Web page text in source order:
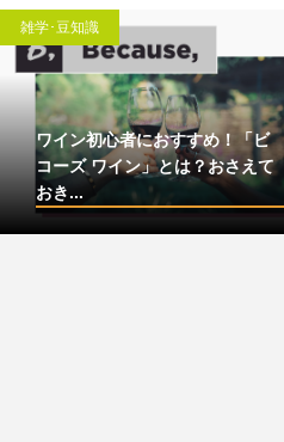
雑学･豆知識
ワイン初心者におすすめ！「ビ
コーズ ワイン」とは？おさえて
おき...